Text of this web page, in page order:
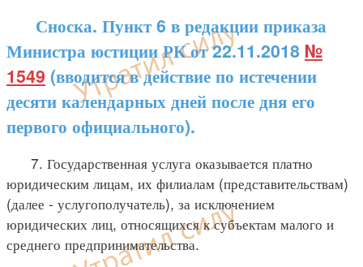
Сноска. Пункт 6 в редакции приказа
Министра юстиции РК от 22.11.2018 №
1549 (вводится в действие по истечении
десяти календарных дней после дня его
первого официального).
7. Государственная услуга оказывается платно
юридическим лицам, их филиалам (представительствам)
(далее - услугополучатель), за исключением
юридических лиц, относящихся к субъектам малого и
среднего предпринимательства.